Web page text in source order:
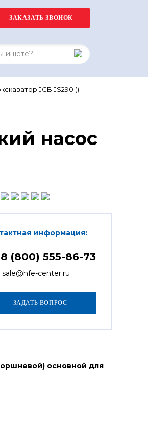
JCB JS290 ()
насос
информация:
8 (800) 555-86-73
sale@hfe-center.ru
основной для